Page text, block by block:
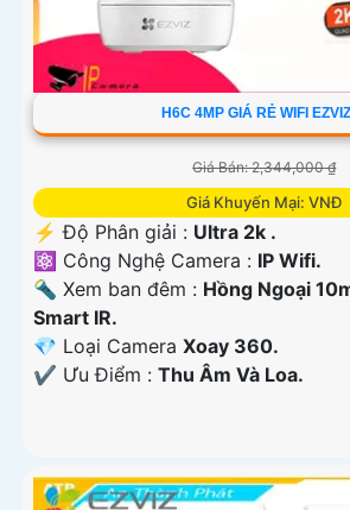
H6C 4MP GIÁ RẺ WIFI
Giá Bán: 2,344,000 ₫
Giá Khuyến Mại: VNĐ
️⚡ Độ Phân giải : Ultra 2k .
⚛️ Công Nghệ Camera : IP Wifi.
🔦 Xem ban đêm : Hồng Ngoại
Smart IR.
💎 Loại Camera Xoay 360.
️✔️ Ưu Điểm : Thu Âm Và Loa.